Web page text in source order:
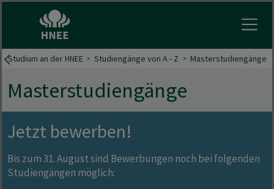
Studium an der HNEE Studiengänge von A - Z Masterstudiengänge
Masterstudiengänge
Jetzt bewerben!
Bis zum 31. August sind Bewerbungen noch bei folgenden
Studiengängen möglich: